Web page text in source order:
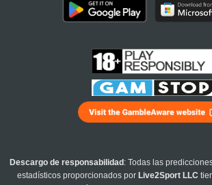
Descargo de responsabilidad : Todas las
estadísticos proporcionados por Live2Sport LLC